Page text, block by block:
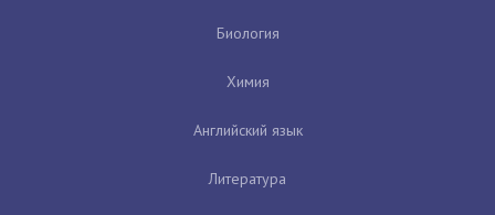
Биология
Химия
Английский язык
Литература